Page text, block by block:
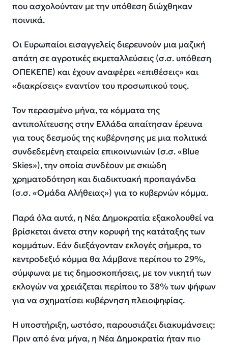
που ασχολούνταν με την υπόθεση διώχθηκαν
ποινικά.
Οι Ευρωπαίοι εισαγγελείς διερευνούν μια μαζική
απάτη σε αγροτικές εκμεταλλεύσεις (σ.σ. υπόθεση
ΟΠΕΚΕΠΕ) και έχουν αναφέρει «επιθέσεις» και
«διακρίσεις» εναντίον του προσωπικού τους.
Τον περασμένο μήνα, τα κόμματα της
αντιπολίτευσης στην Ελλάδα απαίτησαν έρευνα
για τους δεσμούς της κυβέρνησης με μια πολιτικά
συνδεδεμένη εταιρεία επικοινωνιών (σ.σ. «Blue
Skies»), την οποία συνδέουν με σκιώδη
χρηματοδότηση και διαδικτυακή προπαγάνδα
(σ.σ. «Ομάδα Αλήθειας») για το κυβερνών κόμμα.
Παρά όλα αυτά, η Νέα Δημοκρατία εξακολουθεί να
βρίσκεται άνετα στην κορυφή της κατάταξης των
κομμάτων. Εάν διεξάγονταν εκλογές σήμερα, το
κεντροδεξιό κόμμα θα λάμβανε περίπου το 29%,
σύμφωνα με τις δημοσκοπήσεις, με τον νικητή των
εκλογών να χρειάζεται περίπου το 38% των ψήφων
για να σχηματίσει κυβέρνηση πλειοψηφίας.
Η υποστήριξη, ωστόσο, παρουσιάζει διακυμάνσεις:
Πριν από ένα μήνα, η Νέα Δημοκρατία ήταν πιο